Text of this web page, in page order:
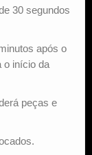
30 segundos
após o
o início da
peças e